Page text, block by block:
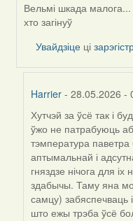
In
reply
Harrier
Вельмі шкада
хто загінуў
Увайдзіце ці
Harrier - 28.05.2026 -
In
reply
to
by
nasta
Хутчэй за ўсё так і
ўжо не патрабуюць
тэмпература паветра
аптымальнай і
гняздзе нічога для
здабычы. Таму яна
самцу) забяспечваць
што ежы трэба ўсё